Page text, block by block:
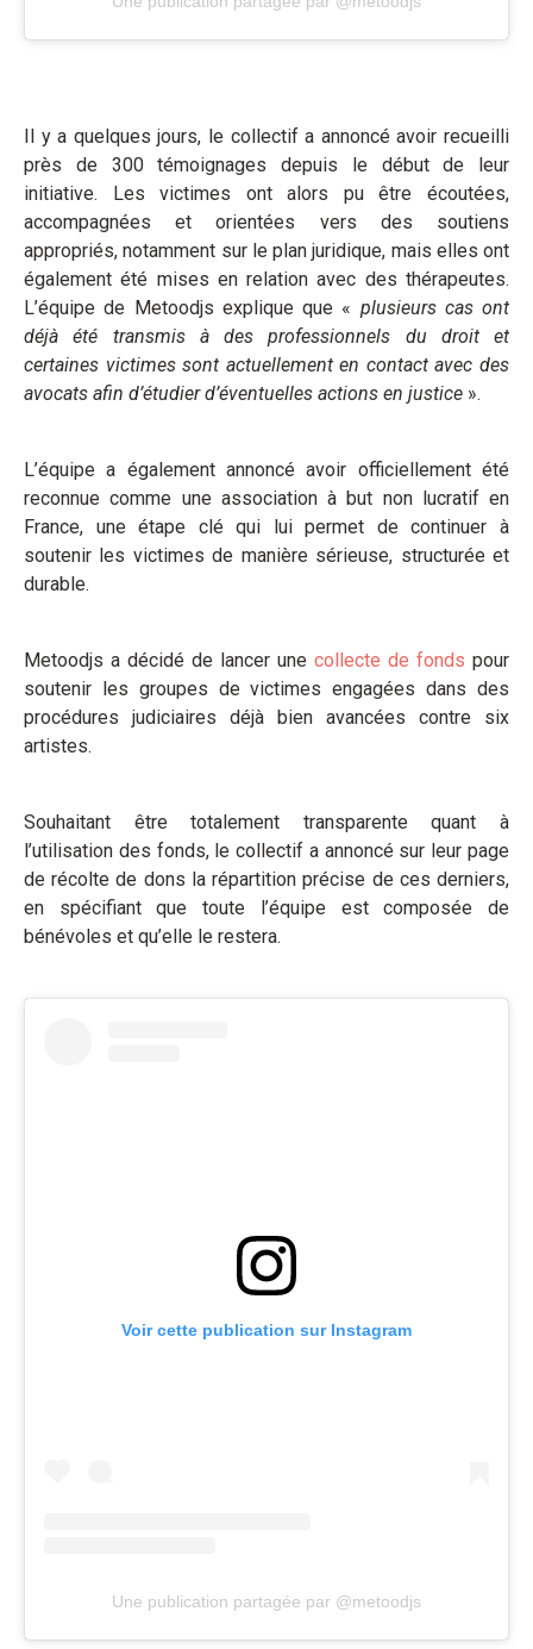
Il y a quelques jours, le collectif a annoncé avoir recueilli
près de 300 témoignages depuis le début de leur
initiative. Les victimes ont alors pu être écoutées,
accompagnées et orientées vers des soutiens
appropriés, notamment sur le plan juridique, mais elles ont
également été mises en relation avec des thérapeutes.
L’équipe de Metoodjs explique que « plusieurs cas ont
déjà été transmis à des professionnels du droit et
certaines victimes sont actuellement en contact avec des
avocats afin d’étudier d’éventuelles actions en justice ».
L’équipe a également annoncé avoir officiellement été
reconnue comme une association à but non lucratif en
France, une étape clé qui lui permet de continuer à
soutenir les victimes de manière sérieuse, structurée et
durable.
Metoodjs a décidé de lancer une collecte de fonds pour
soutenir les groupes de victimes engagées dans des
procédures judiciaires déjà bien avancées contre six
artistes.
Souhaitant être totalement transparente quant à
l’utilisation des fonds, le collectif a annoncé sur leur page
de récolte de dons la répartition précise de ces derniers,
en spécifiant que toute l’équipe est composée de
bénévoles et qu’elle le restera.
Voir cette publication sur Instagram
Une publication partagée par @metoodjs